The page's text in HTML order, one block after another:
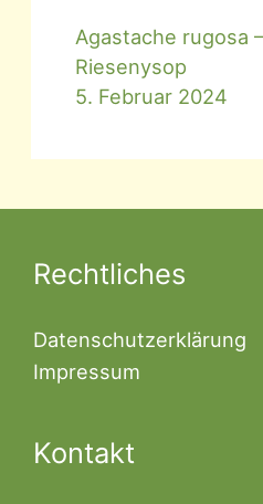
Agastache rugosa
Riesenysop
5. Februar 2024
Rechtliches
Datenschutzerklärung
Impressum
Kontakt